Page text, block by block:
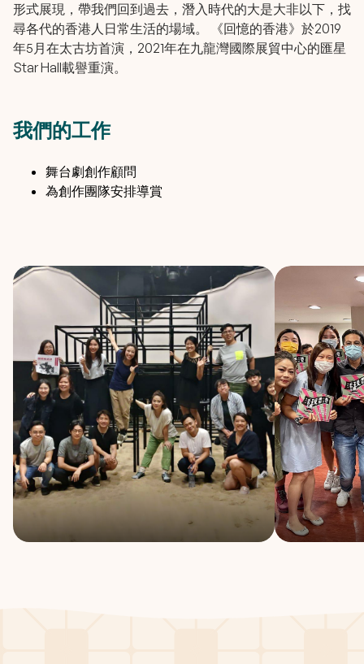
形式展現，帶我們回到過去，潛入時代的大是大非以下，找
尋各代的香港人日常生活的場域。 《回憶的香港》於2019
年5月在太古坊首演，2021年在九龍灣國際展貿中心的匯星
Star Hall載譽重演。
我們的工作
舞台劇創作顧問
為創作團隊安排導賞